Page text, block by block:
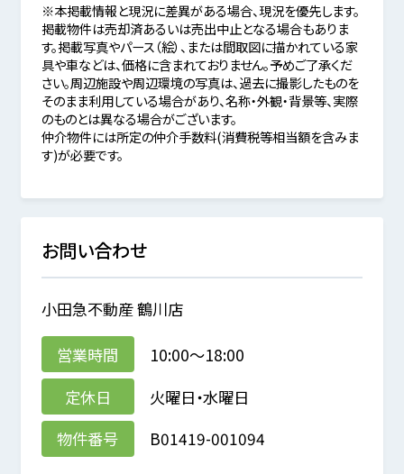
※本掲載情報と現況に差異がある場合、現況を優先します。
掲載物件は売却済あるいは売出中止となる場合もありま
す。掲載写真やパース（絵）、または間取図に描かれている家
具や車などは、価格に含まれておりません。予めご了承くだ
さい。周辺施設や周辺環境の写真は、過去に撮影したものを
そのまま利用している場合があり、名称・外観・背景等、実際
のものとは異なる場合がございます。
仲介物件には所定の仲介手数料(消費税等相当額を含みま
す)が必要です。
お問い合わせ
小田急不動産 鶴川店
営業時間
10:00～18:00
定休日
火曜日・水曜日
物件番号
B01419-001094